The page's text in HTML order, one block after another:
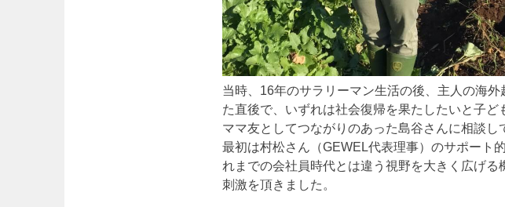
当時、16年のサラリーマン生活の後、主人の海
た直後で、いずれは社会復帰を果たしたいと子
ママ友としてつながりのあった島谷さんに相談し
最初は村松さん（GEWEL代表理事）のサポート
れまでの会社員時代とは違う視野を大きく広げ
刺激を頂きました。